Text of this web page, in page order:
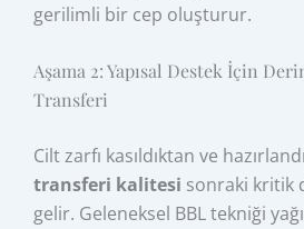
gerilimli bir cep oluşturur.
Aşama 2: Yapısal Destek İçin
Transferi
Cilt zarfı kasıldıktan ve
transferi kalitesi sonraki kritik
gelir. Geleneksel BBL tekniği